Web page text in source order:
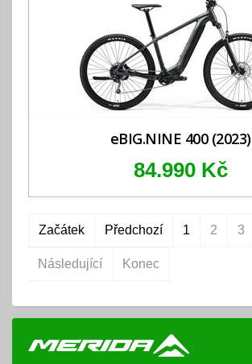
eBIG.NINE 400 (2023)
84.990 Kč
Začátek Předchozí 1 2 3
Následující Konec